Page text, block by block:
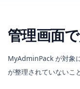
管理画面
MyAdminPack が対象
が整理されていないこ